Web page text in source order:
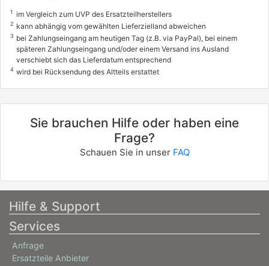
1 im Vergleich zum UVP des Ersatzteilherstellers
2 kann abhängig vom gewählten Lieferzielland abweichen
3 bei Zahlungseingang am heutigen Tag (z.B. via PayPal), bei einem
späteren Zahlungseingang und/oder einem Versand ins Ausland
verschiebt sich das Lieferdatum entsprechend
4 wird bei Rücksendung des Altteils erstattet
Sie brauchen Hilfe oder haben eine
Frage?
Schauen Sie in unser FAQ
Hilfe & Support
Services
Anfrage
Ersatzteile Anbieter